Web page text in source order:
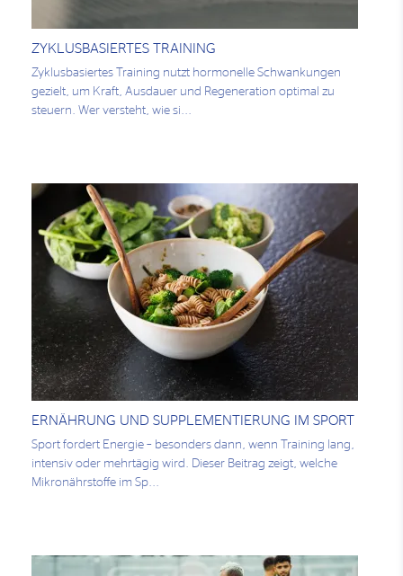
ZYKLUSBASIERTES TRAINING
Zyklusbasiertes Training nutzt hormonelle Schwankungen
gezielt, um Kraft, Ausdauer und Regeneration optimal zu
steuern. Wer versteht, wie si...
ERNÄHRUNG UND SUPPLEMENTIERUNG IM SPORT
Sport fordert Energie – besonders dann, wenn Training lang,
intensiv oder mehrtägig wird. Dieser Beitrag zeigt, welche
Mikronährstoffe im Sp...